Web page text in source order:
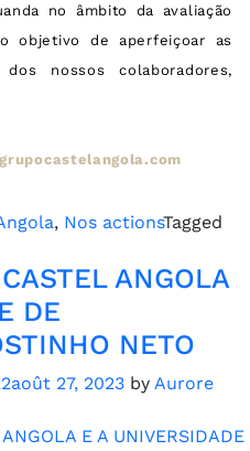
no âmbito da avaliação
objetivo de aperfeiçoar as
nossos colaboradores,
, Nos actionsTagged
ANGOLA
DE
NETO
août 27, 2023 by Aurore